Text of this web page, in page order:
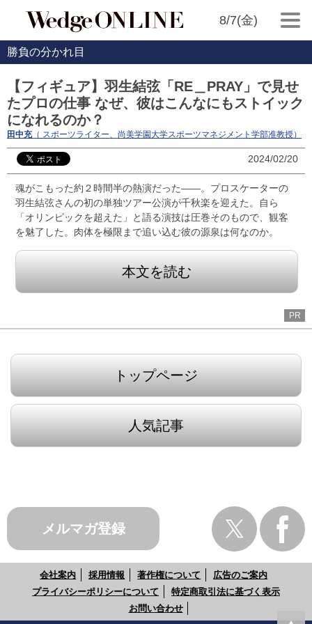
8/7(金)
勝負の分かれ目
【フィギュア】羽生結弦「RE＿PRAY」で見せ
たプロの仕事 なぜ、彼はこんなにもストイック
になれるのか？
田中充（ スポーツライター、尚美学園大学スポーツマネジメント学部准教授）
2024/02/20
魂がこもった約２時間半の熱演だった――。プロスケーターの
羽生結弦さんの初の単独ツアー公演が千秋楽を迎えた。自ら
「オリンピックを超えた」と語る演技は圧巻そのもので、観客
を魅了した。肉体を極限まで追い込む彼の源泉は何なのか。
本文を読む
PR
トップページ
人気記事
メルマガ登録
会社案内 採用情報 著作権について
広告のご案内
プライバシーポリシーについて
特定商取引法に基づく表示
お問い合わせ